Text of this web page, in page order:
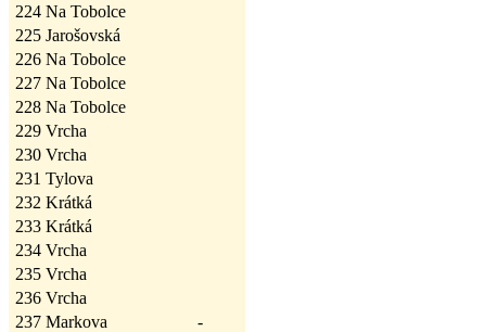
224 Na Tobolce
225 Jarošovská
226 Na Tobolce
227 Na Tobolce
228 Na Tobolce
229 Vrcha
230 Vrcha
231 Tylova
232 Krátká
233 Krátká
234 Vrcha
235 Vrcha
236 Vrcha
237 Markova
-